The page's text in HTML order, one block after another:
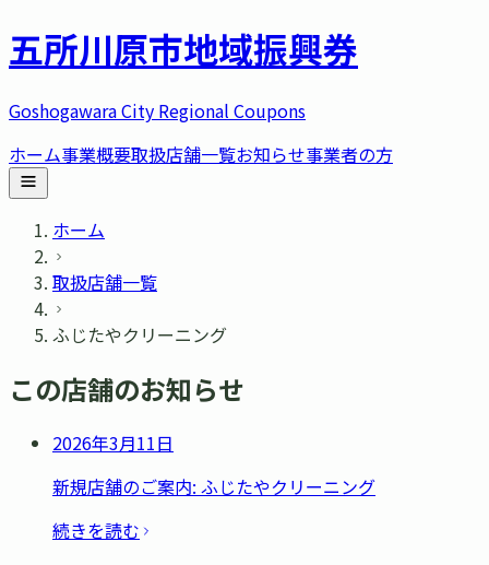
五所川原市地域振興券
Goshogawara City Regional Coupons
ホーム事業概要取扱店舗一覧お知らせ事業者の方
ホーム
取扱店舗一覧
ふじたやクリーニング
この店舗のお知らせ
2026年3月11日
新規店舗のご案内: ふじたやクリーニング
続きを読む